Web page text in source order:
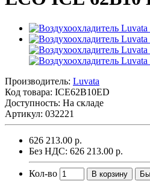
Производитель: Luvata
Код товара: ICE62B10ED
Доступность: На складе
Артикул: 032221
626 213.00 р.
Без НДС: 626 213.00 р.
Кол-во В корзину